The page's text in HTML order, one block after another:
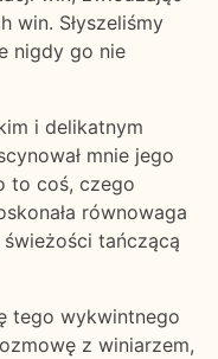
win. Słyszeliśmy
nigdy go nie
i delikatnym
mnie jego
to coś, czego
równowaga
tańczącą
tego wykwintnego
z winiarzem,